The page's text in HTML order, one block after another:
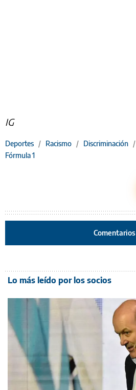
IG
Deportes / Racismo / Discriminación /
Fórmula 1
Comentarios
Lo más leído por los socios